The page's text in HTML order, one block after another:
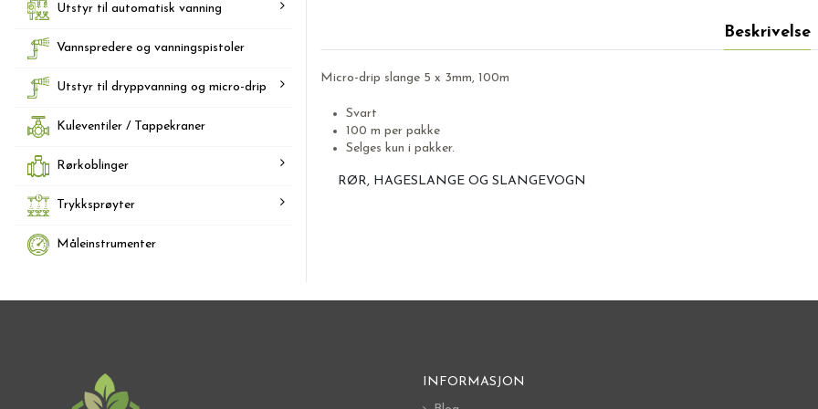
Beskrivelse
Micro-drip slange 5 x 3mm, 100m
Svart
100 m per pakke
Selges kun i pakker.
RØR, HAGESLANGE OG SLANGEVOGN
Utstyr til automatisk vanning
Vannspredere og vanningspistoler
Utstyr til dryppvanning og micro-drip
Kuleventiler / Tappekraner
Rørkoblinger
Trykksprøyter
Måleinstrumenter
INFORMASJON